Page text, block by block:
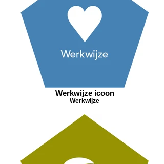
Werkwijze icoon
Werkwijze